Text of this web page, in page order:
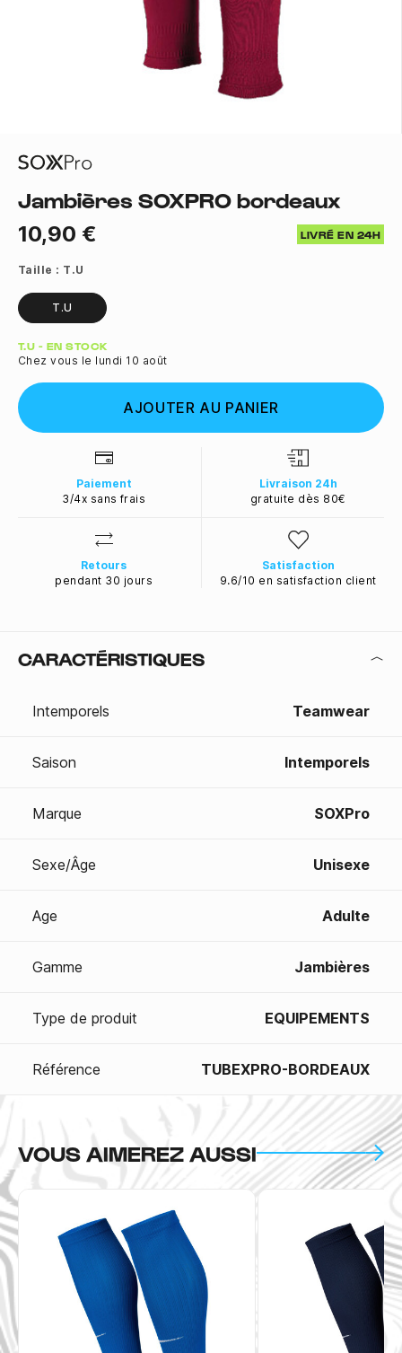
Jambières SOXPRO bordeaux
10,90 € LIVRÉ EN 24H
Taille : T.U
T.U
Quantité
T.U - EN STOCK
Chez vous le lundi 10 août
AJOUTER AU PANIER
Paiement
3/4x sans frais
Livraison 24h
gratuite dès 80€
Retours
pendant 30 jours
Satisfaction
9.6/10 en satisfaction client
CARACTÉRISTIQUES
Intemporels Teamwear
Saison Intemporels
Marque SOXPro
Sexe/Âge Unisexe
Age Adulte
Gamme Jambières
Type de produit EQUIPEMENTS
Référence TUBEXPRO-BORDEAUX
VOUS AIMEREZ AUSSI